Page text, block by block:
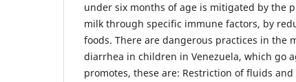
under six months of age is mitigated by the
milk through specific immune factors, by
foods. There are dangerous practices in the
diarrhea in children in Venezuela, which go
promotes, these are: Restriction of fluids